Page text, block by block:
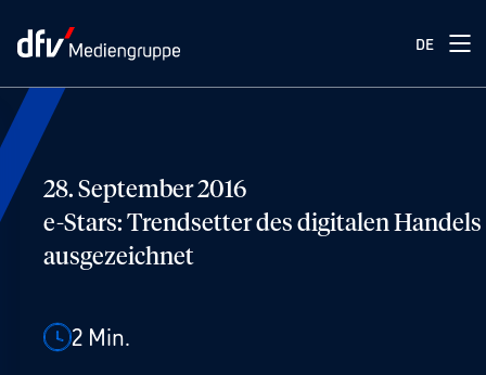
DE
28. September 2016
e-Stars: Trendsetter des digitalen Handels
ausgezeichnet
2 Min.